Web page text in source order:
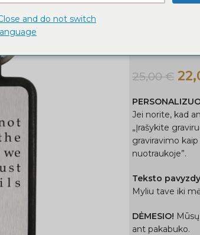
Hugo
the
25,00€
Jei norite, kad
„Įrašykite
graviravimo
nuotraukoje”.
Teksto
Myliu tave iki
DĖMESIO!
ant pakabuko.
and do not switch